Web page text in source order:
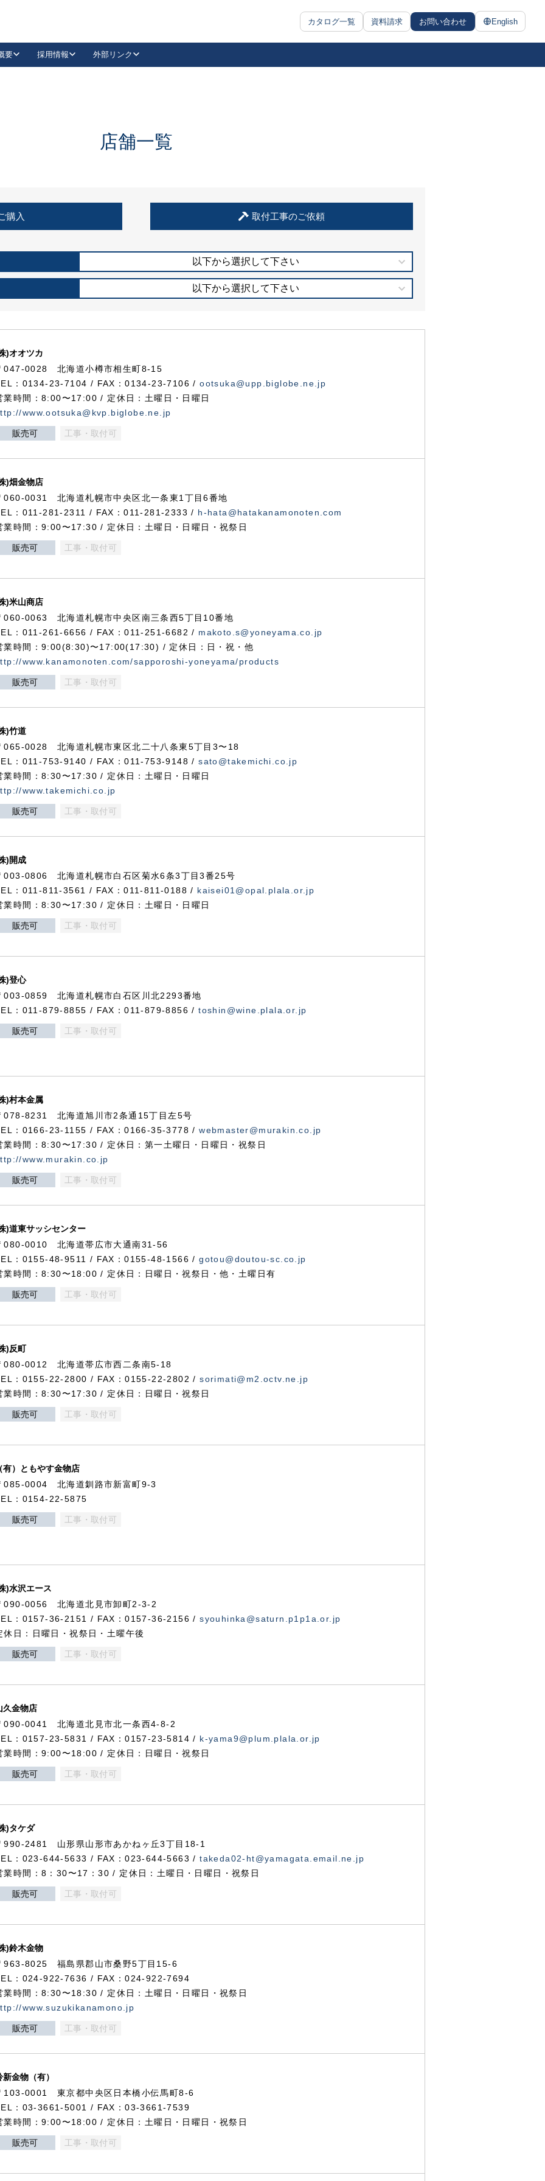
カタログ一覧 資料請求 お問い合わせ English
抗ウイルス・抗菌製品
要 採用情報 外部リンク
LinkedIn
住宅使用部材標準化推進協議会
店舗一覧
購入 取付工事のご依頼
以下から選択して下さい
以下から選択して下さい
)オオツカ
047-0028 北海道小樽市相生町8-15
：0134-23-7104 / FAX：0134-23-7106 /ootsuka@upp.biglobe.ne.jp
業時間：8:00〜17:00 / 定休日：土曜日・日曜日
www.ootsuka@kvp.biglobe.ne.jp
販売可 工事・取付可
)畑金物店
060-0031 北海道札幌市中央区北一条東1丁目6番地
：011-281-2311 / FAX：011-281-2333 / h-hata@hatakanamonoten.com
業時間：9:00〜17:30 / 定休日：土曜日・日曜日・祝祭日
販売可 工事・取付可
)米山商店
060-0063 北海道札幌市中央区南三条西5丁目10番地
：011-261-6656 / FAX：011-251-6682 / makoto.s@yoneyama.co.jp
業時間：9:00(8:30)〜17:00(17:30) / 定休日：日・祝・他
www.kanamonoten.com/sapporoshi-yoneyama/products
販売可 工事・取付可
)竹道
065-0028 北海道札幌市東区北二十八条東5丁目3〜18
：011-753-9140 / FAX：011-753-9148 /sato@takemichi.co.jp
業時間：8:30〜17:30 / 定休日：土曜日・日曜日
www.takemichi.co.jp
販売可 工事・取付可
)開成
003-0806 北海道札幌市白石区菊水6条3丁目3番25号
：011-811-3561 / FAX：011-811-0188 / kaisei01@opal.plala.or.jp
業時間：8:30〜17:30 / 定休日：土曜日・日曜日
販売可 工事・取付可
)登心
003-0859 北海道札幌市白石区川北2293番地
：011-879-8855 / FAX：011-879-8856 /toshin@wine.plala.or.jp
販売可 工事・取付可
)村本金属
078-8231 北海道旭川市2条通15丁目左5号
：0166-23-1155 / FAX：0166-35-3778 /webmaster@murakin.co.jp
業時間：8:30〜17:30 / 定休日：第一土曜日・日曜日・祝祭日
www.murakin.co.jp
販売可 工事・取付可
)道東サッシセンター
080-0010 北海道帯広市大通南31-56
：0155-48-9511 / FAX：0155-48-1566 /gotou@doutou-sc.co.jp
業時間：8:30〜18:00 / 定休日：日曜日・祝祭日・他・土曜日有
販売可 工事・取付可
)反町
080-0012 北海道帯広市西二条南5-18
：0155-22-2800 / FAX：0155-22-2802 /sorimati@m2.octv.ne.jp
業時間：8:30〜17:30 / 定休日：日曜日・祝祭日
販売可 工事・取付可
有）ともやす金物店
085-0004 北海道釧路市新富町9-3
：0154-22-5875
販売可 工事・取付可
)水沢エース
090-0056 北海道北見市卸町2-3-2
：0157-36-2151 / FAX：0157-36-2156 /syouhinka@saturn.p1p1a.or.jp
休日：日曜日・祝祭日・土曜午後
販売可 工事・取付可
久金物店
090-0041 北海道北見市北一条西4-8-2
：0157-23-5831 / FAX：0157-23-5814 / k-yama9@plum.plala.or.jp
業時間：9:00〜18:00 / 定休日：日曜日・祝祭日
販売可 工事・取付可
)タケダ
990-2481 山形県山形市あかねヶ丘3丁目18-1
：023-644-5633 / FAX：023-644-5663 /takeda02-ht@yamagata.email.ne.jp
業時間：8：30〜17：30 / 定休日：土曜日・日曜日・祝祭日
販売可 工事・取付可
)鈴木金物
963-8025 福島県郡山市桑野5丁目15-6
：024-922-7636 / FAX：024-922-7694
業時間：8:30〜18:30 / 定休日：土曜日・日曜日・祝祭日
www.suzukikanamono.jp
販売可 工事・取付可
新金物（有）
103-0001 東京都中央区日本橋小伝馬町8-6
：03-3661-5001 / FAX：03-3661-7539
業時間：9:00〜18:00 / 定休日：土曜日・日曜日・祝祭日
販売可 工事・取付可